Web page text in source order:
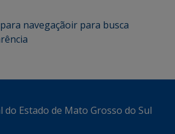
navegaçãoir para busca
Estado de Mato Grosso do Sul